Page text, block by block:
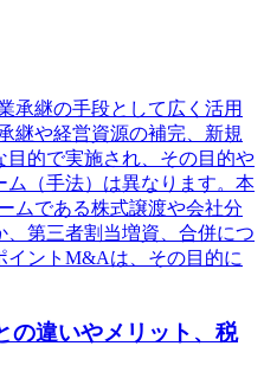
承継の手段として広く活用
継や経営資源の補完、新規
的で実施され、その目的や
（手法）は異なります。本
ムである株式譲渡や会社分
第三者割当増資、合併につ
イントM&Aは、その目的に
の違いやメリット、税